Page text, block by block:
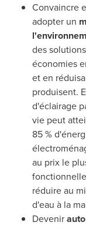
Convaincre
adopter un
des
économies
et en
produisent.
d'éclairage
vie peut
85 %
au prix le
réduire au
d'eau à la
Devenir